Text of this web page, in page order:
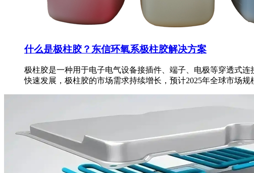
什么是极柱胶？东信环氧系极柱胶解决方案
极柱胶是一种用于电子电气设备接插件、端子、电极等穿透式
快速发展，极柱胶的市场需求持续增长，预计2025年全球市场规